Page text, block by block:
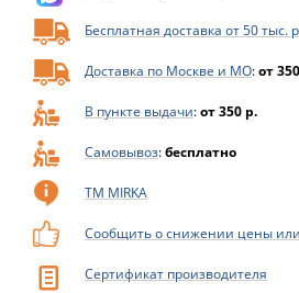
Бесплатная доставка от 50 тыс.
Доставка по Москве и МО:от
В пункте выдачи:от 350 р.
Самовывоз:бесплатно
ТМ MIRKA
Сообщить о снижении цены
Сертификат производителя